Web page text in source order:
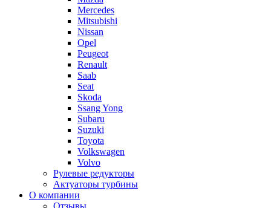
Mercedes
Mitsubishi
Nissan
Opel
Peugeot
Renault
Saab
Seat
Skoda
Ssang Yong
Subaru
Suzuki
Toyota
Volkswagen
Volvo
Рулевые редукторы
Актуаторы турбины
О компании
Отзывы